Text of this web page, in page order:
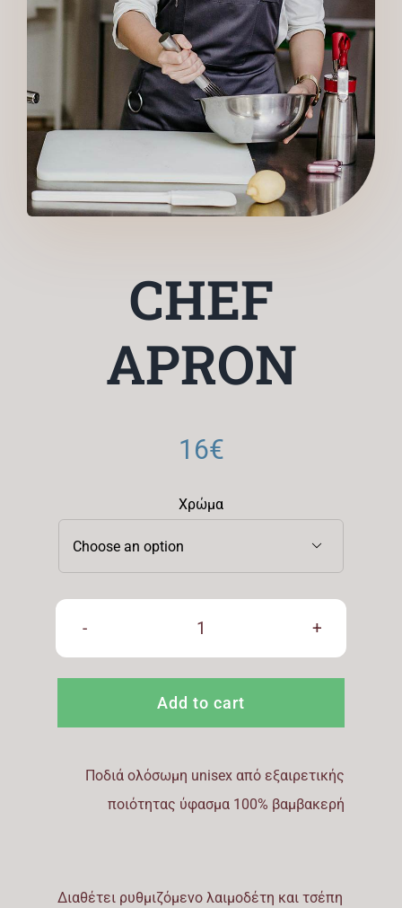
CHEF
APRON
16€
Χρώμα

APRON
quantity
Add to cart
Ποδιά ολόσωμη unisex από εξαιρετικής
ποιότητας ύφασμα 100% βαμβακερή
Διαθέτει ρυθμιζόμενο λαιμοδέτη και τσέπη